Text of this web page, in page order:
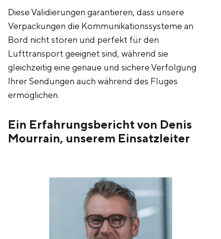
‍Diese Validierungen garantieren, dass unsere
Verpackungen die Kommunikationssysteme an
Bord nicht stören und perfekt für den
Lufttransport geeignet sind, während sie
gleichzeitig eine genaue und sichere Verfolgung
Ihrer Sendungen auch während des Fluges
ermöglichen.
Ein Erfahrungsbericht von Denis
Mourrain, unserem Einsatzleiter